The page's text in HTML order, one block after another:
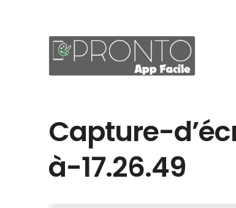
Capture-
à-17.26.49